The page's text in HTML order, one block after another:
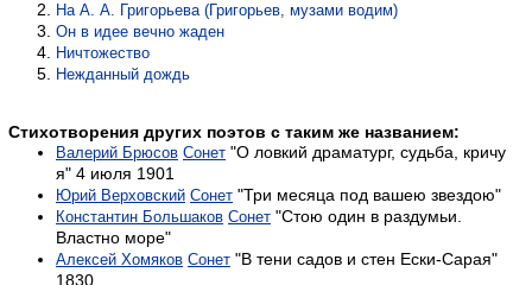
На А. А. Григорьева (Григорьев, музами водим)
Он в идее вечно жаден
Ничтожество
Нежданный дождь
Стихотворения других поэтов с таким же названием:
Валерий Брюсов Сонет "О ловкий драматург, судьба, кричу
я" 4 июля 1901
Юрий Верховский Сонет "Три месяца под вашею звездою"
Константин Большаков Сонет "Стою один в раздумьи.
Властно море"
Алексей Хомяков Сонет "В тени садов и стен Ески-Сарая"
1830